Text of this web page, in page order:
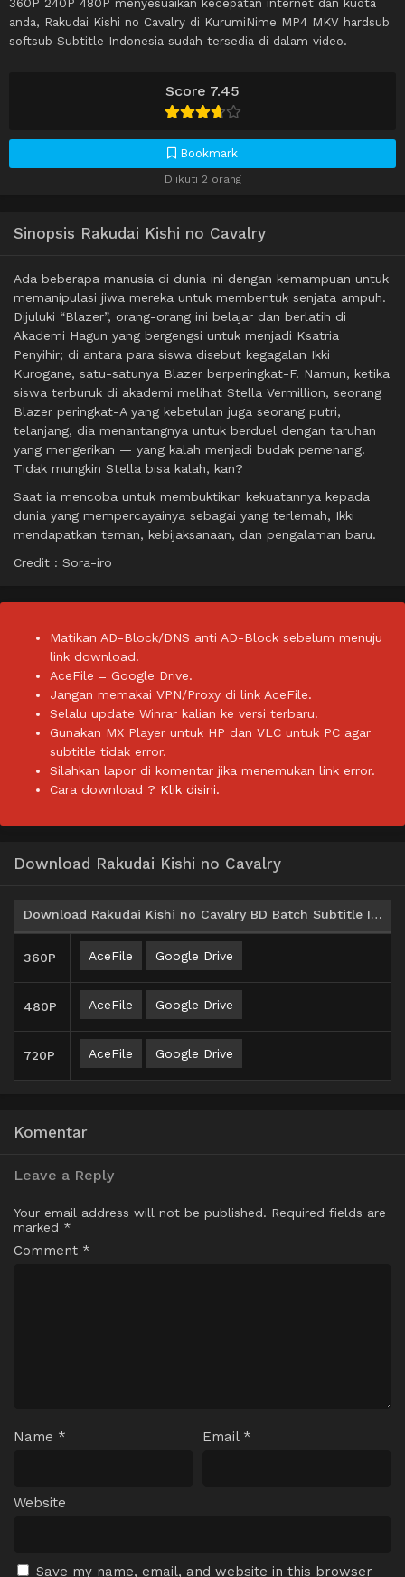
Score 7.45
Bookmark
Diikuti 2 orang
anda, Rakudai Kishi no Cavalry di KurumiNime MP4 MKV hardsub
softsub Subtitle Indonesia sudah tersedia di dalam video.
Sinopsis Rakudai Kishi no Cavalry
Ada beberapa manusia di dunia ini dengan kemampuan untuk
memanipulasi jiwa mereka untuk membentuk senjata ampuh.
Dijuluki “Blazer”, orang-orang ini belajar dan berlatih di
Akademi Hagun yang bergengsi untuk menjadi Ksatria
Penyihir; di antara para siswa disebut kegagalan Ikki
Kurogane, satu-satunya Blazer berperingkat-F. Namun, ketika
siswa terburuk di akademi melihat Stella Vermillion, seorang
Blazer peringkat-A yang kebetulan juga seorang putri,
telanjang, dia menantangnya untuk berduel dengan taruhan
yang mengerikan — yang kalah menjadi budak pemenang.
Tidak mungkin Stella bisa kalah, kan?
Saat ia mencoba untuk membuktikan kekuatannya kepada
dunia yang mempercayainya sebagai yang terlemah, Ikki
mendapatkan teman, kebijaksanaan, dan pengalaman baru.
Credit : Sora-iro
Matikan AD-Block/DNS anti AD-Block sebelum menuju
link download.
AceFile = Google Drive.
Jangan memakai VPN/Proxy di link AceFile.
Selalu update Winrar kalian ke versi terbaru.
Gunakan MX Player untuk HP dan VLC untuk PC agar
subtitle tidak error.
Silahkan lapor di komentar jika menemukan link error.
Cara download ? Klik disini.
Download Rakudai Kishi no Cavalry
Download Rakudai Kishi no Cavalry BD Batch Subtitle Indonesia
360P AceFile Google Drive
480P AceFile Google Drive
720P AceFile Google Drive
Komentar
Leave a Reply
Your email address will not be published. Required fields are
marked *
Comment *
Name * Email *
Website
Save my name, email, and website in this browser